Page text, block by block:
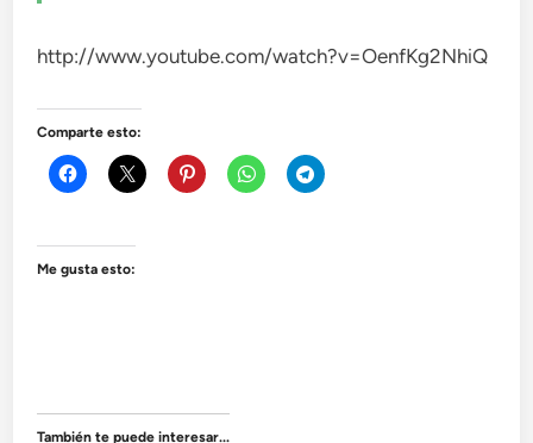
http://www.youtube.com/watch?v=OenfKg2NhiQ
Comparte esto:
Me gusta esto:
También te puede interesar...